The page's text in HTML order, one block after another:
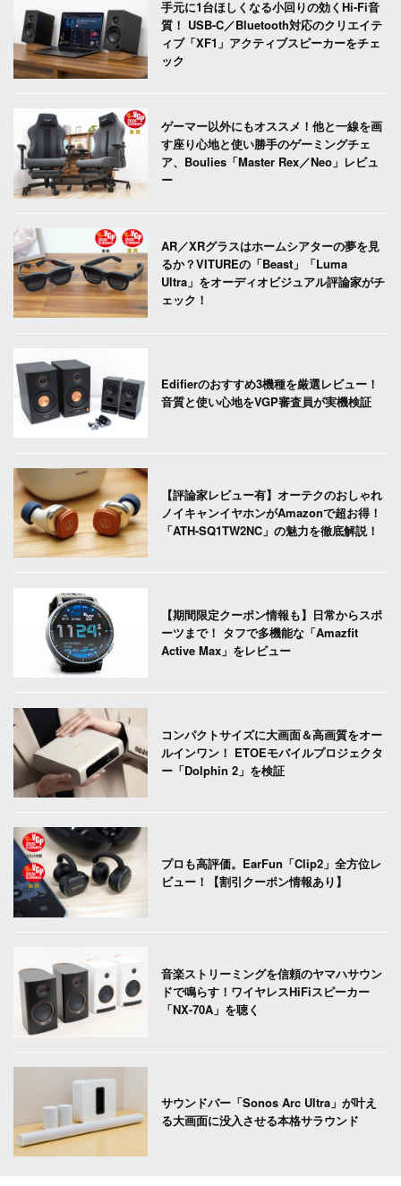
手元に1台ほしくなる小回りの効くHi-Fi音
質！ USB-C／Bluetooth対応のクリエイテ
ィブ「XF1」アクティブスピーカーをチェ
ック
ゲーマー以外にもオススメ！他と一線を画
す座り心地と使い勝手のゲーミングチェ
ア、Boulies「Master Rex／Neo」レビュ
ー
AR／XRグラスはホームシアターの夢を見
るか？VITUREの「Beast」「Luma
Ultra」をオーディオビジュアル評論家がチ
ェック！
Edifierのおすすめ3機種を厳選レビュー！
音質と使い心地をVGP審査員が実機検証
【評論家レビュー有】オーテクのおしゃれ
ノイキャンイヤホンがAmazonで超お得！
「ATH-SQ1TW2NC」の魅力を徹底解説！
【期間限定クーポン情報も】日常からスポ
ーツまで！ タフで多機能な「Amazfit
Active Max」をレビュー
コンパクトサイズに大画面＆高画質をオー
ルインワン！ ETOEモバイルプロジェクタ
ー「Dolphin 2」を検証
プロも高評価。EarFun「Clip2」全方位レ
ビュー！【割引クーポン情報あり】
音楽ストリーミングを信頼のヤマハサウン
ドで鳴らす！ワイヤレスHiFiスピーカー
「NX-70A」を聴く
サウンドバー「Sonos Arc Ultra」が叶え
る大画面に没入させる本格サラウンド